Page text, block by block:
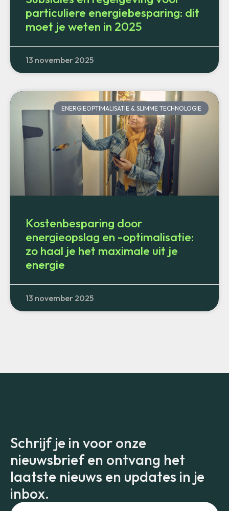
particuliere energiebesparing: dit
moet je weten in 2025
13 november 2025
ENERGIEOPTIMALISATIE & SLIMME TECHNOLOGIE
Kostenbesparing door
energieopslag en -optimalisatie:
zo haal je het maximale uit je
energie
13 november 2025
Schrijf je in voor onze
nieuwsbrief en ontvang het
laatste nieuws en updates in je
inbox.